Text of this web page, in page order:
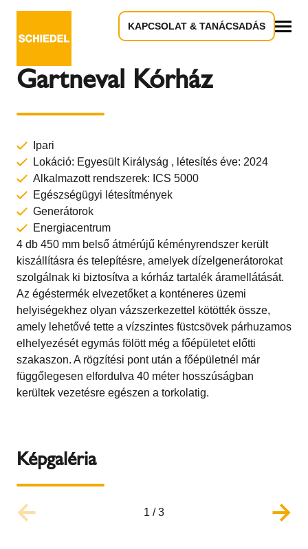
KAPCSOLAT & TANÁCSADÁS
Vissza az áttekintéshez
Gartneval Kórház
Ipari
Lokáció: Egyesült Királyság , létesítés éve: 2024
Alkalmazott rendszerek: ICS 5000
Egészségügyi létesítmények
Generátorok
Energiacentrum
4 db 450 mm belső átmérújű kéményrendszer került
kiszállításra és telepítésre, amelyek dízelgenerátorokat
szolgálnak ki biztosítva a kórház tartalék áramellátását.
Az égéstermék elvezetőket a konténeres üzemi
helyiségekhez olyan vázszerkezettel kötötték össze,
amely lehetővé tette a vízszintes füstcsövek párhuzamos
elhelyezését egymás fölött még a főépületet előtti
szakaszon. A rögzítési pont után a főépületnél már
függőlegesen elfordulva 40 méter hosszúságban
kerültek vezetésre egészen a torkolatig.
Képgaléria
1 /3